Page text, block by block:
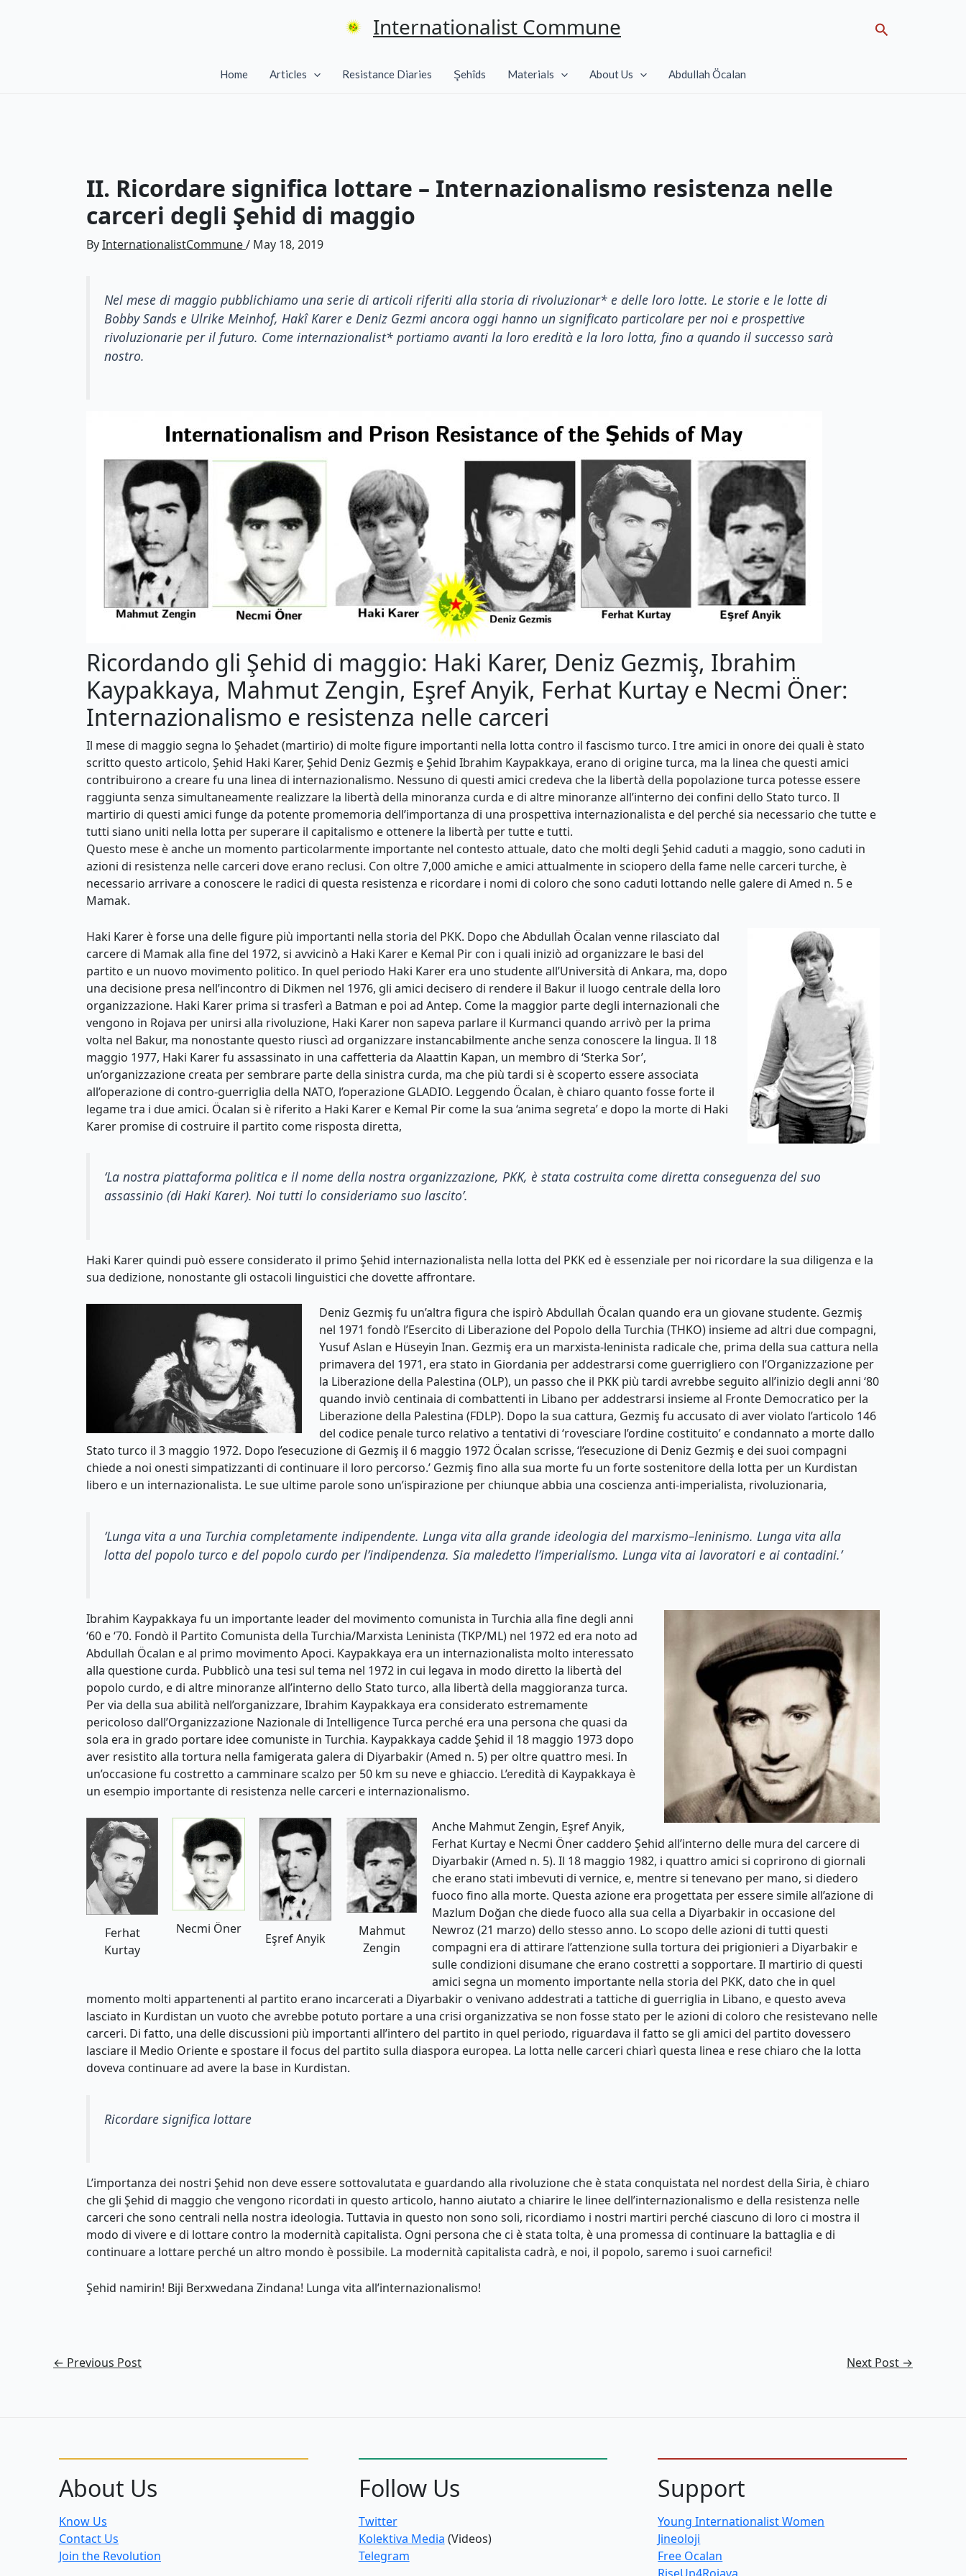
Internationalist Commune Search
Home Articles Resistance Diaries Şehîds Materials About Us Abdullah Öcalan
II. Ricordare significa lottare – Internazionalismo resistenza nelle
carceri degli Şehid di maggio
ByInternationalistCommune/ May 18, 2019
Nel mese di maggio pubblichiamo una serie di articoli riferiti alla storia di rivoluzionar* e delle loro lotte. Le storie e le lotte di
Bobby Sands e Ulrike Meinhof, Hakî Karer e Deniz Gezmi ancora oggi hanno un significato particolare per noi e prospettive
rivoluzionarie per il futuro. Come internazionalist* portiamo avanti la loro eredità e la loro lotta, fino a quando il successo sarà
nostro.
Ricordando gli Şehid di maggio: Haki Karer, Deniz Gezmiş, Ibrahim
Kaypakkaya, Mahmut Zengin, Eşref Anyik, Ferhat Kurtay e Necmi Öner:
Internazionalismo e resistenza nelle carceri
Il mese di maggio segna lo Şehadet (martirio) di molte figure importanti nella lotta contro il fascismo turco. I tre amici in onore dei quali è stato
scritto questo articolo, Şehid Haki Karer, Şehid Deniz Gezmiş e Şehid Ibrahim Kaypakkaya, erano di origine turca, ma la linea che questi amici
contribuirono a creare fu una linea di internazionalismo. Nessuno di questi amici credeva che la libertà della popolazione turca potesse essere
raggiunta senza simultaneamente realizzare la libertà della minoranza curda e di altre minoranze all’interno dei confini dello Stato turco. Il
martirio di questi amici funge da potente promemoria dell’importanza di una prospettiva internazionalista e del perché sia necessario che tutte e
tutti siano uniti nella lotta per superare il capitalismo e ottenere la libertà per tutte e tutti.
Questo mese è anche un momento particolarmente importante nel contesto attuale, dato che molti degli Şehid caduti a maggio, sono caduti in
azioni di resistenza nelle carceri dove erano reclusi. Con oltre 7,000 amiche e amici attualmente in sciopero della fame nelle carceri turche, è
necessario arrivare a conoscere le radici di questa resistenza e ricordare i nomi di coloro che sono caduti lottando nelle galere di Amed n. 5 e
Mamak.
Haki Karer è forse una delle figure più importanti nella storia del PKK. Dopo che Abdullah Öcalan venne rilasciato dal
carcere di Mamak alla fine del 1972, si avvicinò a Haki Karer e Kemal Pir con i quali iniziò ad organizzare le basi del
partito e un nuovo movimento politico. In quel periodo Haki Karer era uno studente all’Università di Ankara, ma, dopo
una decisione presa nell’incontro di Dikmen nel 1976, gli amici decisero di rendere il Bakur il luogo centrale della loro
organizzazione. Haki Karer prima si trasferì a Batman e poi ad Antep. Come la maggior parte degli internazionali che
vengono in Rojava per unirsi alla rivoluzione, Haki Karer non sapeva parlare il Kurmanci quando arrivò per la prima
volta nel Bakur, ma nonostante questo riuscì ad organizzare instancabilmente anche senza conoscere la lingua. Il 18
maggio 1977, Haki Karer fu assassinato in una caffetteria da Alaattin Kapan, un membro di ‘Sterka Sor’,
un’organizzazione creata per sembrare parte della sinistra curda, ma che più tardi si è scoperto essere associata
all’operazione di contro-guerriglia della NATO, l’operazione GLADIO. Leggendo Öcalan, è chiaro quanto fosse forte il
legame tra i due amici. Öcalan si è riferito a Haki Karer e Kemal Pir come la sua ‘anima segreta’ e dopo la morte di Haki
Karer promise di costruire il partito come risposta diretta,
‘La nostra piattaforma politica e il nome della nostra organizzazione, PKK, è stata costruita come diretta conseguenza del suo
assassinio (di Haki Karer). Noi tutti lo consideriamo suo lascito’.
Haki Karer quindi può essere considerato il primo Şehid internazionalista nella lotta del PKK ed è essenziale per noi ricordare la sua diligenza e la
sua dedizione, nonostante gli ostacoli linguistici che dovette affrontare.
Deniz Gezmiş fu un’altra figura che ispirò Abdullah Öcalan quando era un giovane studente. Gezmiş
nel 1971 fondò l’Esercito di Liberazione del Popolo della Turchia (THKO) insieme ad altri due compagni,
Yusuf Aslan e Hüseyin Inan. Gezmiş era un marxista-leninista radicale che, prima della sua cattura nella
primavera del 1971, era stato in Giordania per addestrarsi come guerrigliero con l’Organizzazione per
la Liberazione della Palestina (OLP), un passo che il PKK più tardi avrebbe seguito all’inizio degli anni ‘80
quando inviò centinaia di combattenti in Libano per addestrarsi insieme al Fronte Democratico per la
Liberazione della Palestina (FDLP). Dopo la sua cattura, Gezmiş fu accusato di aver violato l’articolo 146
del codice penale turco relativo a tentativi di ‘rovesciare l’ordine costituito’ e condannato a morte dallo
Stato turco il 3 maggio 1972. Dopo l’esecuzione di Gezmiş il 6 maggio 1972 Öcalan scrisse, ‘l’esecuzione di Deniz Gezmiş e dei suoi compagni
chiede a noi onesti simpatizzanti di continuare il loro percorso.’ Gezmiş fino alla sua morte fu un forte sostenitore della lotta per un Kurdistan
libero e un internazionalista. Le sue ultime parole sono un’ispirazione per chiunque abbia una coscienza anti-imperialista, rivoluzionaria,
‘Lunga vita a una Turchia completamente indipendente. Lunga vita alla grande ideologia del marxismo–leninismo. Lunga vita alla
lotta del popolo turco e del popolo curdo per l’indipendenza. Sia maledetto l’imperialismo. Lunga vita ai lavoratori e ai contadini.’
Ibrahim Kaypakkaya fu un importante leader del movimento comunista in Turchia alla fine degli anni
‘60 e ‘70. Fondò il Partito Comunista della Turchia/Marxista Leninista (TKP/ML) nel 1972 ed era noto ad
Abdullah Öcalan e al primo movimento Apoci. Kaypakkaya era un internazionalista molto interessato
alla questione curda. Pubblicò una tesi sul tema nel 1972 in cui legava in modo diretto la libertà del
popolo curdo, e di altre minoranze all’interno dello Stato turco, alla libertà della maggioranza turca.
Per via della sua abilità nell’organizzare, Ibrahim Kaypakkaya era considerato estremamente
pericoloso dall’Organizzazione Nazionale di Intelligence Turca perché era una persona che quasi da
sola era in grado portare idee comuniste in Turchia. Kaypakkaya cadde Şehid il 18 maggio 1973 dopo
aver resistito alla tortura nella famigerata galera di Diyarbakir (Amed n. 5) per oltre quattro mesi. In
un’occasione fu costretto a camminare scalzo per 50 km su neve e ghiaccio. L’eredità di Kaypakkaya è
un esempio importante di resistenza nelle carceri e internazionalismo.
Ferhat
Kurtay
Necmi Öner
Eşref Anyik
Mahmut
Zengin
Anche Mahmut Zengin, Eşref Anyik,
Ferhat Kurtay e Necmi Öner caddero Şehid all’interno delle mura del carcere di
Diyarbakir (Amed n. 5). Il 18 maggio 1982, i quattro amici si coprirono di giornali
che erano stati imbevuti di vernice, e, mentre si tenevano per mano, si diedero
fuoco fino alla morte. Questa azione era progettata per essere simile all’azione di
Mazlum Doğan che diede fuoco alla sua cella a Diyarbakir in occasione del
Newroz (21 marzo) dello stesso anno. Lo scopo delle azioni di tutti questi
compagni era di attirare l’attenzione sulla tortura dei prigionieri a Diyarbakir e
sulle condizioni disumane che erano costretti a sopportare. Il martirio di questi
amici segna un momento importante nella storia del PKK, dato che in quel
momento molti appartenenti al partito erano incarcerati a Diyarbakir o venivano addestrati a tattiche di guerriglia in Libano, e questo aveva
lasciato in Kurdistan un vuoto che avrebbe potuto portare a una crisi organizzativa se non fosse stato per le azioni di coloro che resistevano nelle
carceri. Di fatto, una delle discussioni più importanti all’intero del partito in quel periodo, riguardava il fatto se gli amici del partito dovessero
lasciare il Medio Oriente e spostare il focus del partito sulla diaspora europea. La lotta nelle carceri chiarì questa linea e rese chiaro che la lotta
doveva continuare ad avere la base in Kurdistan.
Ricordare significa lottare
L’importanza dei nostri Şehid non deve essere sottovalutata e guardando alla rivoluzione che è stata conquistata nel nordest della Siria, è chiaro
che gli Şehid di maggio che vengono ricordati in questo articolo, hanno aiutato a chiarire le linee dell’internazionalismo e della resistenza nelle
carceri che sono centrali nella nostra ideologia. Tuttavia in questo non sono soli, ricordiamo i nostri martiri perché ciascuno di loro ci mostra il
modo di vivere e di lottare contro la modernità capitalista. Ogni persona che ci è stata tolta, è una promessa di continuare la battaglia e di
continuare a lottare perché un altro mondo è possibile. La modernità capitalista cadrà, e noi, il popolo, saremo i suoi carnefici!
Şehid namirin! Biji Berxwedana Zindana! Lunga vita all’internazionalismo!
← Previous Post Next Post →
About Us
Know Us
Contact Us
Join the Revolution
Follow Us
Twitter
Kolektiva Media (Videos)
Telegram
Support
Young Internationalist Women
Jineoloji
Free Ocalan